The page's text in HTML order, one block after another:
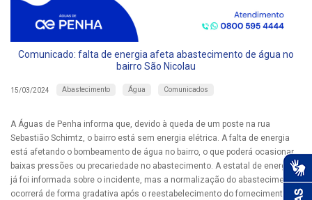
Comunicado: falta de energia afeta abastecimento de água no
bairro São Nicolau
15/03/2024 Abastecimento Água Comunicados
A Águas de Penha informa que, devido à queda de um poste na rua
Sebastião Schimtz, o bairro está sem energia elétrica. A falta de energia
está afetando o bombeamento de água no bairro, o que poderá ocasionar
baixas pressões ou precariedade no abastecimento. A estatal de energia
já foi informada sobre o incidente, mas a normalização do abastecimento
ocorrerá de forma gradativa após o reestabelecimento do fornecimento de